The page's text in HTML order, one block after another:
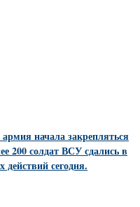
начала закрепляться
200 солдат ВСУ сдались в
сегодня.